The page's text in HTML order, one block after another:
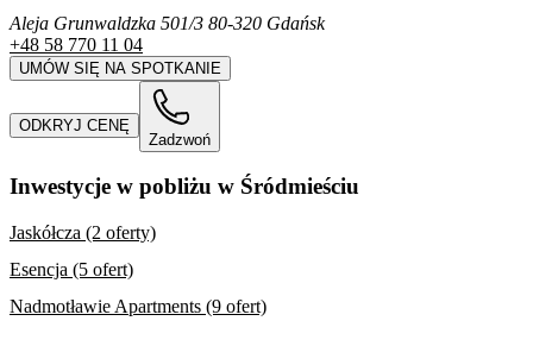
Aleja Grunwaldzka 501/3 80-320 Gdańsk
+48 58 770 11 04
UMÓW SIĘ NA SPOTKANIE
ODKRYJ CENĘ
Zadzwoń
Inwestycje w pobliżu w Śródmieściu
Jaskółcza (2 oferty)
Esencja (5 ofert)
Nadmotławie Apartments (9 ofert)